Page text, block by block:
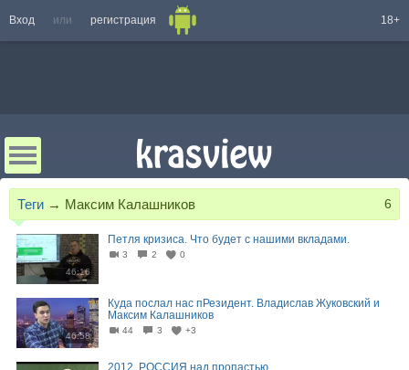
Вход или регистрация 18+
Теги → Максим Калашников 6
46:16
Петля кризиса. Что будет с нашими вкладами.
3 2 0
46:58
Куда послал нас пРезидент. Владислав Жуковский и
Максим Калашников
44 3 +3
2012. РОССИЯ над пропастью